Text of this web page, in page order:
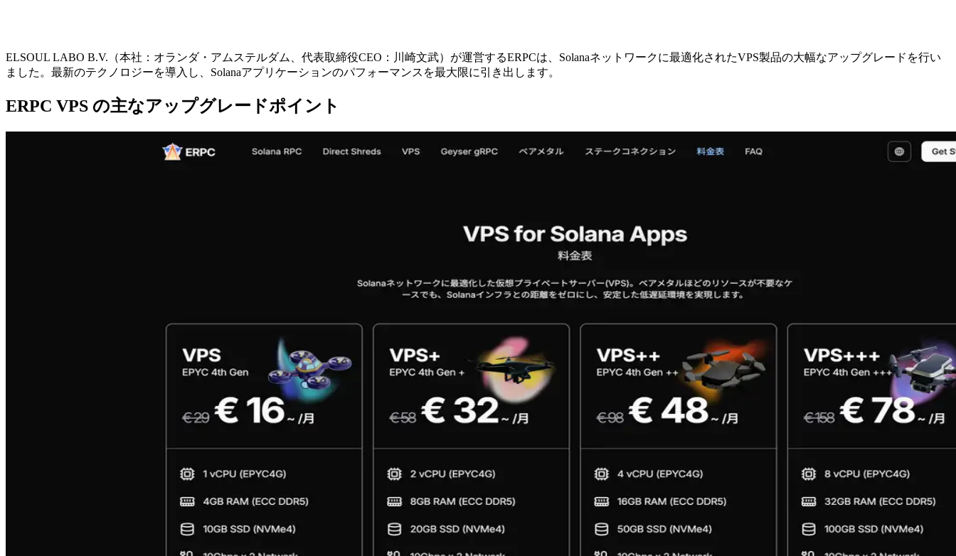
ELSOUL LABO B.V.（本社：オランダ・アムステルダム、代表取締役CEO：川崎文武）が運営するERPCは、Solanaネットワークに最適化されたVPS製品の大幅なアップグレードを行い
ました。最新のテクノロジーを導入し、Solanaアプリケーションのパフォーマンスを最大限に引き出します。
ERPC VPS の主なアップグレードポイント